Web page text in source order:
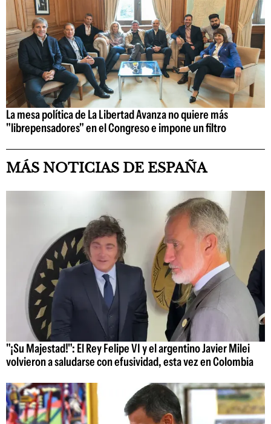
La mesa política de La Libertad Avanza no quiere más
"librepensadores" en el Congreso e impone un filtro
MÁS NOTICIAS DE ESPAÑA
"¡Su Majestad!": El Rey Felipe VI y el argentino Javier Milei
volvieron a saludarse con efusividad, esta vez en Colombia